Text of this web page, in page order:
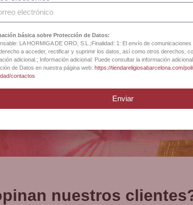
Catedral
nuestros
básica sobre Protección de Datos:
LA HORMIGA DE ORO, S.L.;Finalidad: 1: El envío de
a acceder, rectificar y suprimir los datos, así como otros derechos,
adicional.; Información adicional: Puede consultar la información
de Datos en nuestra página web: https://tiendareligiosabarcelona.com/
contactos
Enviar